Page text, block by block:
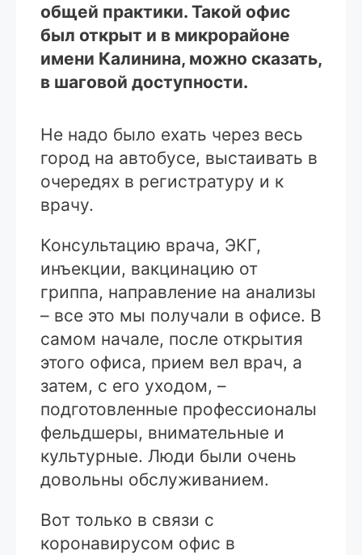
общей практики. Такой офис
был открыт и в микрорайоне
имени Калинина, можно сказать,
в шаговой доступности.
Не надо было ехать через весь
город на автобусе, выстаивать в
очередях в регистратуру и к
врачу.
Консультацию врача, ЭКГ,
инъекции, вакцинацию от
гриппа, направление на анализы
– все это мы получали в офисе. В
самом начале, после открытия
этого офиса, прием вел врач, а
затем, с его уходом, –
подготовленные профессионалы
фельдшеры, внимательные и
культурные. Люди были очень
довольны обслуживанием.
Вот только в связи с
коронавирусом офис в